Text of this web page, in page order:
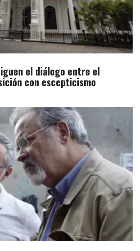
el diálogo entre el
con escepticismo